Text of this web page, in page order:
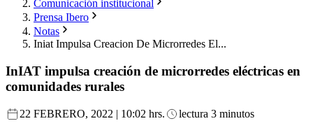
Comunicación institucional
Prensa Ibero
Notas
Iniat Impulsa Creacion De Microrredes El...
InIAT impulsa creación de microrredes eléctricas en
comunidades rurales
22 FEBRERO, 2022 | 10:02 hrs. lectura 3 minutos